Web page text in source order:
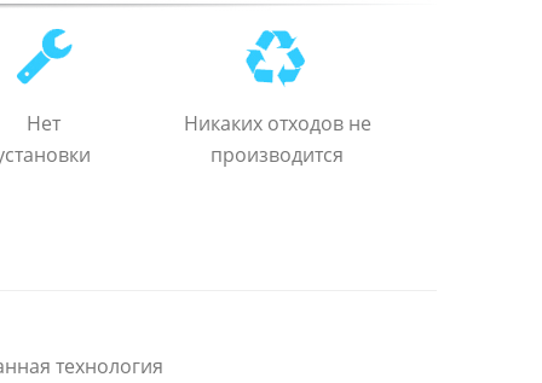
Нет
Никаких отходов не
производится
технология